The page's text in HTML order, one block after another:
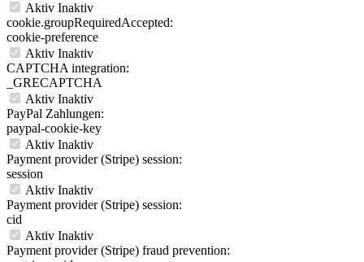
Aktiv Inaktiv
cookie.groupRequiredAccepted:
cookie-preference
Aktiv Inaktiv
CAPTCHA integration:
_GRECAPTCHA
Aktiv Inaktiv
PayPal Zahlungen:
paypal-cookie-key
Aktiv Inaktiv
Payment provider (Stripe) session:
session
Aktiv Inaktiv
Payment provider (Stripe) session:
cid
Aktiv Inaktiv
Payment provider (Stripe) fraud prevention: